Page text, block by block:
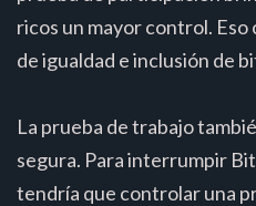
ricos un mayor control.
de igualdad e inclusión de
La prueba de trabajo
segura. Para interrumpir
tendría que controlar una